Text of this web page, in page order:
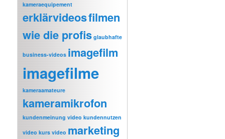
kameraequipement
erklärvideosfilmen
wie die profis glaubhafte
business-videos imagefilm
imagefilme
kameraamateure
kameramikrofon
kundenmeinung video kundennutzen
video kurs video marketing